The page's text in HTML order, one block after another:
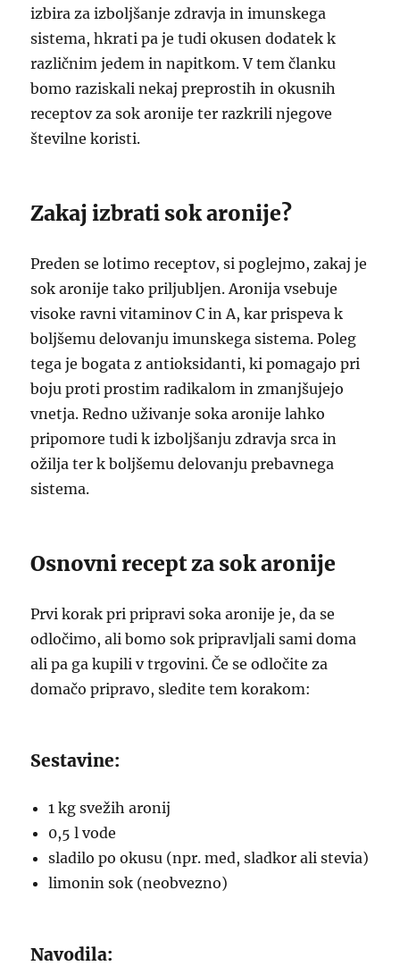
izbira za izboljšanje zdravja in imunskega
sistema, hkrati pa je tudi okusen dodatek k
različnim jedem in napitkom. V tem članku
bomo raziskali nekaj preprostih in okusnih
receptov za sok aronije ter razkrili njegove
številne koristi.
Zakaj izbrati sok aronije?
Preden se lotimo receptov, si poglejmo, zakaj je
sok aronije tako priljubljen. Aronija vsebuje
visoke ravni vitaminov C in A, kar prispeva k
boljšemu delovanju imunskega sistema. Poleg
tega je bogata z antioksidanti, ki pomagajo pri
boju proti prostim radikalom in zmanjšujejo
vnetja. Redno uživanje soka aronije lahko
pripomore tudi k izboljšanju zdravja srca in
ožilja ter k boljšemu delovanju prebavnega
sistema.
Osnovni recept za sok aronije
Prvi korak pri pripravi soka aronije je, da se
odločimo, ali bomo sok pripravljali sami doma
ali pa ga kupili v trgovini. Če se odločite za
domačo pripravo, sledite tem korakom:
Sestavine:
1 kg svežih aronij
0,5 l vode
sladilo po okusu (npr. med, sladkor ali stevia)
limonin sok (neobvezno)
Navodila: